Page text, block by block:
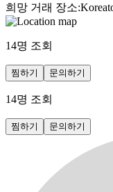
희망 거래 장소:
14명 조회
찜하기 문의하기
14명 조회
찜하기 문의하기